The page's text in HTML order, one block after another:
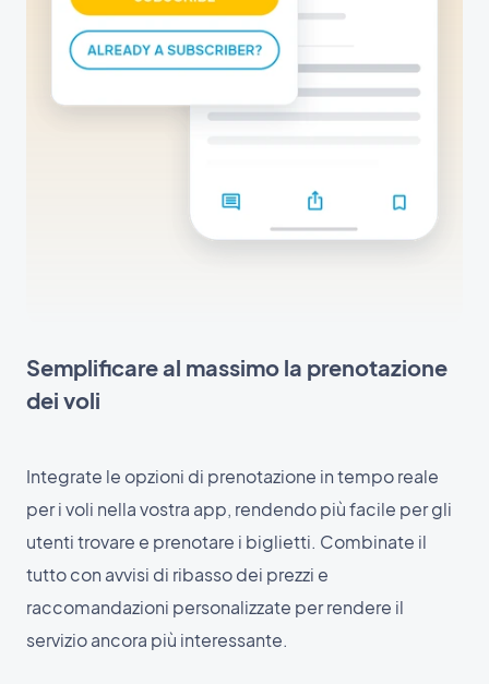
Semplificare al massimo la prenotazione
dei voli
Integrate le opzioni di prenotazione in tempo reale
per i voli nella vostra app, rendendo più facile per gli
utenti trovare e prenotare i biglietti. Combinate il
tutto con avvisi di ribasso dei prezzi e
raccomandazioni personalizzate per rendere il
servizio ancora più interessante.